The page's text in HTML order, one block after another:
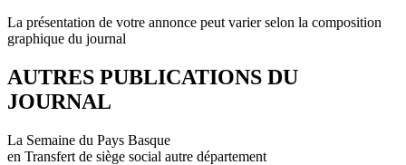
La présentation de votre annonce peut varier selon la composition
graphique du journal
AUTRES PUBLICATIONS DU
JOURNAL
La Semaine du Pays Basque
en Transfert de siège social autre département